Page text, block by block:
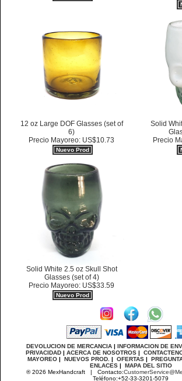
12 oz Large DOF Glasses (set of
6)
Precio Mayoreo: US$10.73
Nuevo Prod
Solid
Precio
Solid White 2.5 oz Skull Shot
Glasses (set of 4)
Precio Mayoreo: US$33.59
Nuevo Prod
DEVOLUCION DE MERCANCIA| INFORMACION DE
PRIVACIDAD | ACERCA DE NOSOTROS |
MAYOREO | NUEVOS PROD. | OFERTAS |
ENLACES| MAPA DEL SITIO
® 2026 MexHandcraft | Contacto:
Teléfono:+52-33-3201-5079